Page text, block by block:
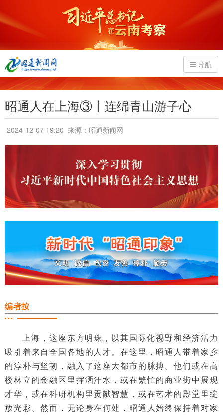
导航
昭通人在上海③丨连绵青山游子心
2024-12-07 19:20 来源：昭通新闻网
编者按
上海，这座东方明珠，以其国际化视野和经济活力
吸引着来自全国各地的人才。在这里，昭通人带着家乡
的淳朴与坚韧，融入了这座大都市的脉搏。他们或在高
楼林立的金融区里挥洒汗水，或在繁忙的商业街中展现
才华，或在科研机构里贡献智慧，或在艺术的殿堂里绽
放光彩。然而，无论身在何处，昭通人始终保持着对家